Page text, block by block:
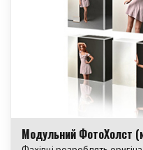
Модульний ФотоХолст